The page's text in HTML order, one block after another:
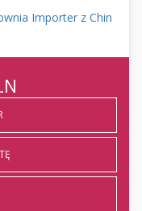
Importer z Chin